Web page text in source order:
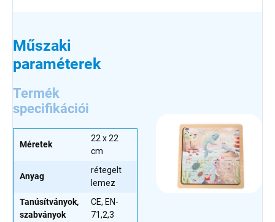
Műszaki
paraméterek
Termék
specifikációi
Méretek
22 x 22
cm
Anyag
rétegelt
lemez
Tanúsítványok,
szabványok
CE, EN-
71,2,3